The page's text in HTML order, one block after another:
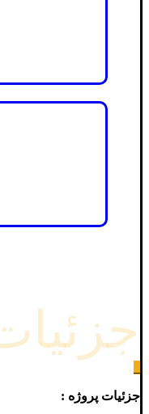
جزئیات پروژه :